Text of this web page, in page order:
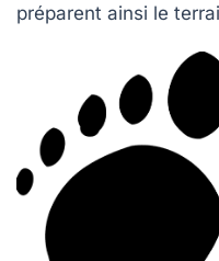
préparent ainsi le